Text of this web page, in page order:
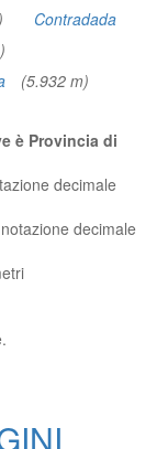
Contradada
(5.932 m)
è Provincia di
decimale
decimale